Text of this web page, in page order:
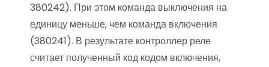
380242). При этом команда выключения на
единицу меньше, чем команда включения
(380241). В результате контроллер реле
считает полученный код кодом включения,